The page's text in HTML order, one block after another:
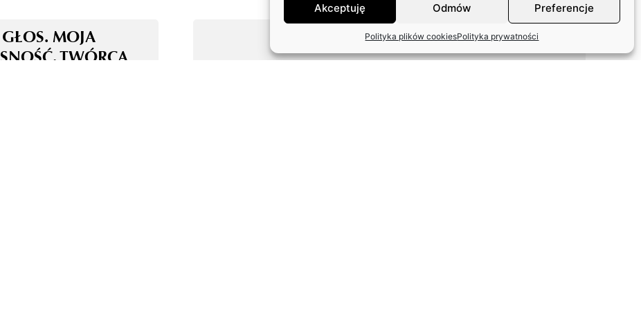
Akceptuję Odmów Preferencje
Polityka plików cookiesPolityka prywatności
MOJA
TWÓRCA
ODPOWIEDŹ ZASP W